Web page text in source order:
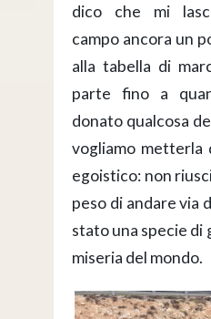
dico che mi
campo ancora un
alla tabella di
parte fino a
donato qualcosa
vogliamo metterla
egoistico: non
peso di andare via
stato una specie di
miseria del mondo.